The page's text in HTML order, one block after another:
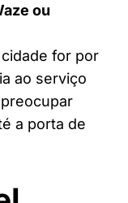
ou
for por
ao serviço
a porta de